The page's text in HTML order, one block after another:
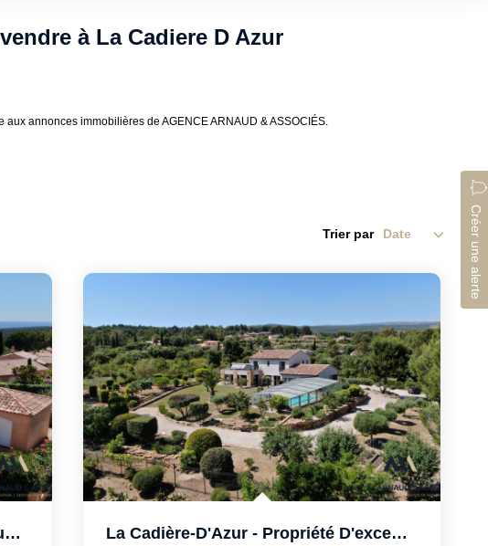
à La Cadiere D Azur
annonces immobilières de AGENCE ARNAUD & ASSOCIÉS.
Créer une alerte
Trier par
Villa T4 - 137m² Avec Un Garage Double De 41m²
La Cadière-D'Azur - Propriété D'exception Entre Mer Et...